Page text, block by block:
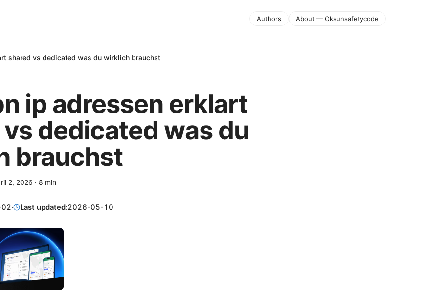
Authors About — Oksunsafetycode
shared vs dedicated was du wirklich brauchst
ip adressen erklart
dedicated was du
brauchst
2, 2026 · 8 min
· Last updated:2026-05-10